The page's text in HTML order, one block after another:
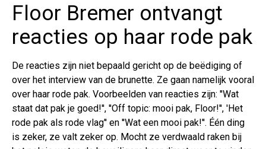
Floor Bremer ontvangt
reacties op haar rode pak
De reacties zijn niet bepaald gericht op de beëdiging of
over het interview van de brunette. Ze gaan namelijk vooral
over haar rode pak. Voorbeelden van reacties zijn: ''Wat
staat dat pak je goed!'', ''Off topic: mooi pak, Floor!'', 'Het
rode pak als rode vlag'' en ''Wat een mooi pak!''. Één ding
is zeker, ze valt zeker op. Mocht ze verdwaald raken bij